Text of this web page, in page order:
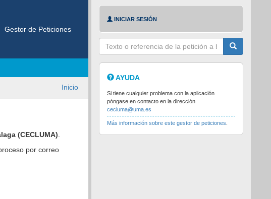
Gestor de Peticiones
Inicio
(CECLUMA)
por correo
INICIAR SESIÓN
Texto
a
buscar
AYUDA
Si tiene cualquier problema con la aplicación
póngase en contacto en la dirección
cecluma@uma.es
Más información sobre este gestor de peticiones